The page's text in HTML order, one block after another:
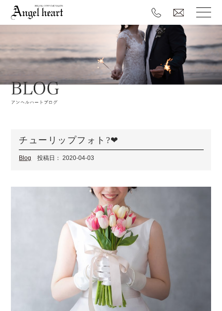
チューリップフォト?❤
Blog 投稿日： 2020-04-03